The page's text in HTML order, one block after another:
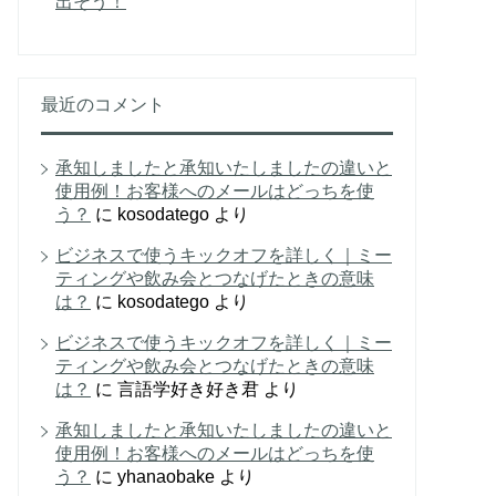
最近のコメント
承知しましたと承知いたしましたの違いと
使用例！お客様へのメールはどっちを使
う？ に kosodatego より
ビジネスで使うキックオフを詳しく｜ミー
ティングや飲み会とつなげたときの意味
は？ に kosodatego より
ビジネスで使うキックオフを詳しく｜ミー
ティングや飲み会とつなげたときの意味
は？ に 言語学好き好き君 より
承知しましたと承知いたしましたの違いと
使用例！お客様へのメールはどっちを使
う？ に yhanaobake より